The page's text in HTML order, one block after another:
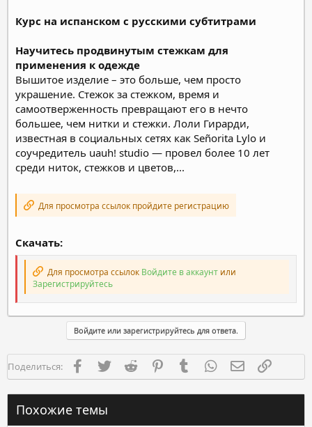
Курс на испанском с русскими субтитрами
Научитесь продвинутым стежкам для
применения к одежде
Вышитое изделие – это больше, чем просто
украшение. Стежок за стежком, время и
самоотверженность превращают его в нечто
большее, чем нитки и стежки. Лоли Гирарди,
известная в социальных сетях как Señorita Lylo и
соучредитель uauh! studio — провел более 10 лет
среди ниток, стежков и цветов,...
Для просмотра ссылок пройдите регистрацию
Скачать:
Для просмотра ссылок Войдите в аккаунт или
Зарегистрируйтесь
Войдите или зарегистрируйтесь для ответа.
Поделиться: FacebookTwitter Reddit PinterestTumblr WhatsAppЭлектронная
Похожие темы